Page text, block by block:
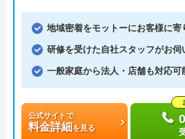
地域密着をモットーにお客様に寄
研修を受けた自社スタッフがお伺
一般家庭から法人・店舗も対応可
公式サイトで
料金詳細を見る